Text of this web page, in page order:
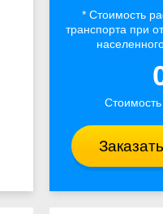
* Стоимость
транспорта при